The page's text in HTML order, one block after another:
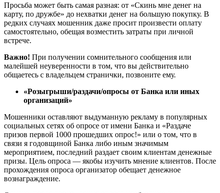
Просьба может быть самая разная: от «Скинь мне денег на
карту, по дружбе» до нехватки денег на большую покупку. В
редких случаях мошенник даже просит произвести оплату
самостоятельно, обещая возместить затраты при личной
встрече.
Важно! При получении сомнительного сообщения или
малейшей неуверенности в том, что вы действительно
общаетесь с владельцем странички, позвоните ему.
«Розыгрыши/раздачи/опросы от Банка или иных
организаций»
Мошенники оставляют выдуманную рекламу в популярных
социальных сетях об опросе от имени Банка и «Раздаче
призов первой 1000 прошедших опрос!» или о том, что в
связи я годовщиной Банка либо иным значимым
мероприятием, последний раздает своим клиентам денежные
призы. Цель опроса — якобы изучить мнение клиентов. После
прохождения опроса организатор обещает денежное
вознаграждение.